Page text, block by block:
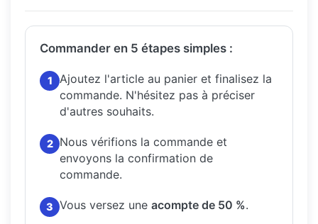
Commander en 5 étapes simples :
1
Ajoutez l'article au panier et finalisez la
commande. N'hésitez pas à préciser
d'autres souhaits.
2
Nous vérifions la commande et
envoyons la confirmation de
commande.
3 Vous versez une acompte de 50 %.